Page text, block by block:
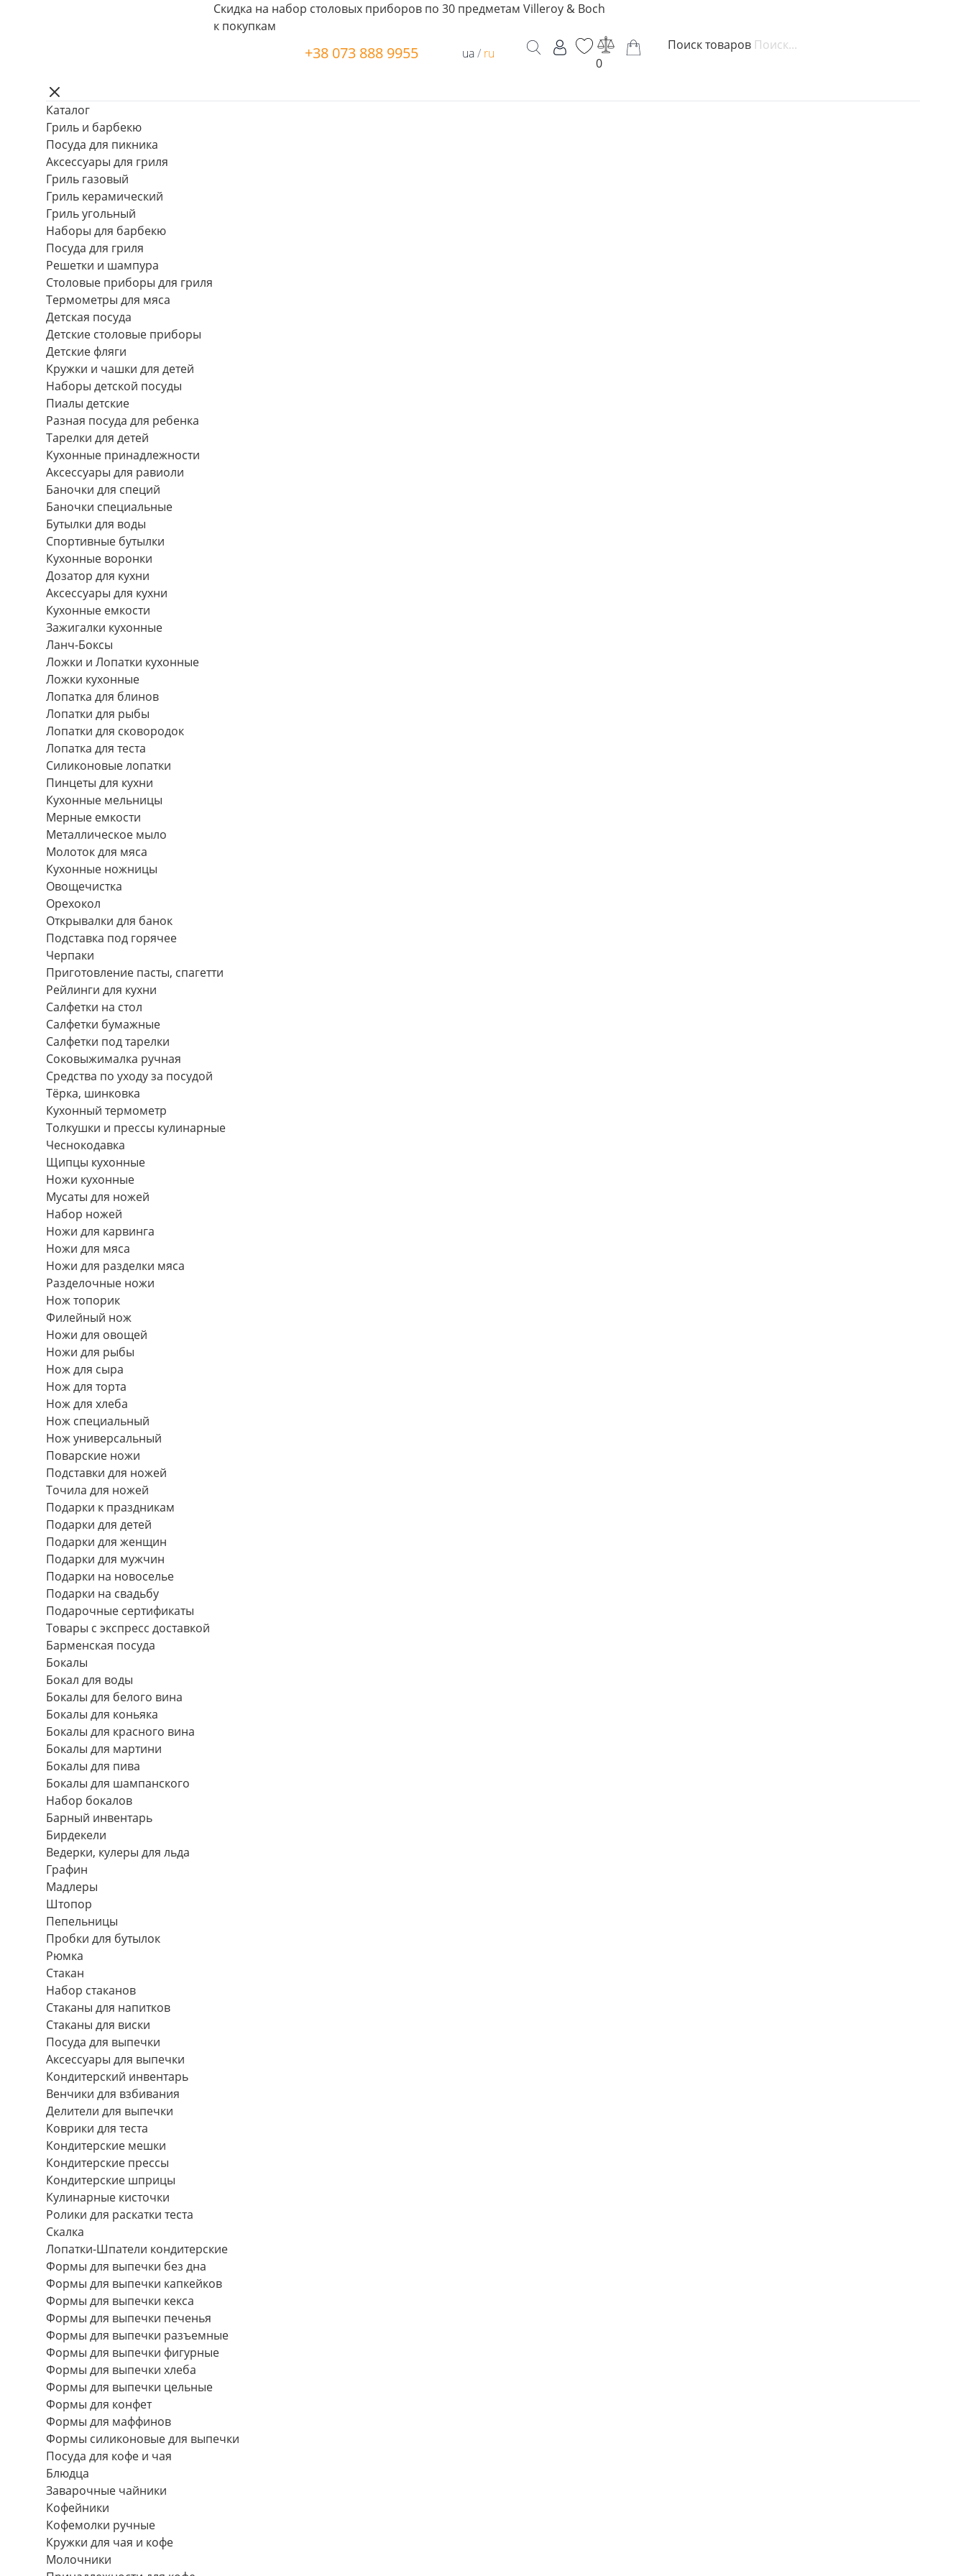
Скидка на набор столовых приборов по 30 предметам Villeroy & Boch
к покупкам
+38 073 888 9955 ua/ ru
0
Поиск товаров
Каталог
Гриль и барбекю
Посуда для пикника
Аксессуары для гриля
Гриль газовый
Гриль керамический
Гриль угольный
Наборы для барбекю
Посуда для гриля
Решетки и шампура
Столовые приборы для гриля
Термометры для мяса
Детская посуда
Детские столовые приборы
Детские фляги
Кружки и чашки для детей
Наборы детской посуды
Пиалы детские
Разная посуда для ребенка
Тарелки для детей
Кухонные принадлежности
Аксессуары для равиоли
Баночки для специй
Баночки специальные
Бутылки для воды
Спортивные бутылки
Кухонные воронки
Дозатор для кухни
Аксессуары для кухни
Кухонные емкости
Зажигалки кухонные
Ланч-Боксы
Ложки и Лопатки кухонные
Ложки кухонные
Лопатка для блинов
Лопатки для рыбы
Лопатки для сковородок
Лопатка для теста
Силиконовые лопатки
Пинцеты для кухни
Кухонные мельницы
Мерные емкости
Металлическое мыло
Молоток для мяса
Кухонные ножницы
Овощечистка
Орехокол
Открывалки для банок
Подставка под горячее
Черпаки
Приготовление пасты, спагетти
Рейлинги для кухни
Салфетки на стол
Салфетки бумажные
Салфетки под тарелки
Соковыжималка ручная
Средства по уходу за посудой
Тëрка, шинковка
Кухонный термометр
Толкушки и прессы кулинарные
Чеснокодавка
Щипцы кухонные
Ножи кухонные
Мусаты для ножей
Набор ножей
Ножи для карвинга
Ножи для мяса
Ножи для разделки мяса
Разделочные ножи
Нож топорик
Филейный нож
Ножи для овощей
Ножи для рыбы
Нож для сыра
Нож для торта
Нож для хлеба
Нож специальный
Нож универсальный
Поварские ножи
Подставки для ножей
Точила для ножей
Подарки к праздникам
Подарки для детей
Подарки для женщин
Подарки для мужчин
Подарки на новоселье
Подарки на свадьбу
Подарочные сертификаты
Товары с экспресс доставкой
Барменская посуда
Бокалы
Бокал для воды
Бокалы для белого вина
Бокалы для коньяка
Бокалы для красного вина
Бокалы для мартини
Бокалы для пива
Бокалы для шампанского
Набор бокалов
Барный инвентарь
Бирдекели
Ведерки, кулеры для льда
Графин
Мадлеры
Штопор
Пепельницы
Пробки для бутылок
Рюмка
Стакан
Набор стаканов
Стаканы для напитков
Стаканы для виски
Посуда для выпечки
Аксессуары для выпечки
Кондитерский инвентарь
Венчики для взбивания
Делители для выпечки
Коврики для теста
Кондитерские мешки
Кондитерские прессы
Кондитерские шприцы
Кулинарные кисточки
Ролики для раскатки теста
Скалка
Лопатки-Шпатели кондитерские
Формы для выпечки без дна
Формы для выпечки капкейков
Формы для выпечки кекса
Формы для выпечки печенья
Формы для выпечки разъемные
Формы для выпечки фигурные
Формы для выпечки хлеба
Формы для выпечки цельные
Формы для конфет
Формы для маффинов
Формы силиконовые для выпечки
Посуда для кофе и чая
Блюдца
Заварочные чайники
Кофейники
Кофемолки ручные
Кружки для чая и кофе
Молочники